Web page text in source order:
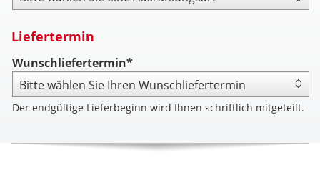
Liefertermin
Wunschliefertermin*
Der endgültige Lieferbeginn wird Ihnen schriftlich mitgeteilt.